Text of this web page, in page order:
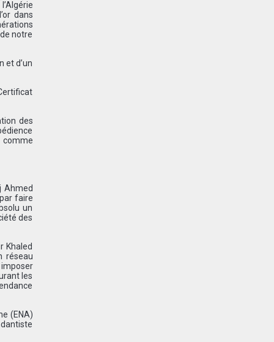
dans
notre
et d’un
des
comme
Ahmed
faire
un
des
Khaled
réseau
imposer
les
(ENA)